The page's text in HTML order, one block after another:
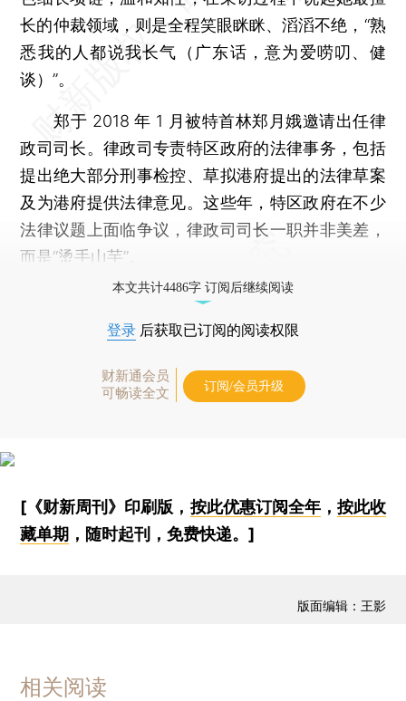
长的仲裁领域，则是全程笑眼眯眯、滔滔不绝，“熟
悉我的人都说我长气（广东话，意为爱唠叨、健
谈）”。
郑于 2018 年 1 月被特首林郑月娥邀请出任律
政司司长。律政司专责特区政府的法律事务，包括
提出绝大部分刑事检控、草拟港府提出的法律草案
及为港府提供法律意见。这些年，特区政府在不少
法律议题上面临争议，律政司司长一职并非美差，
而是“烫手山芋”。
本文共计4486字 订阅后继续阅读
登录 后获取已订阅的阅读权限
财新通会员
可畅读全文
订阅/会员升级
[《财新周刊》印刷版， 按此优惠订阅全年， 按此收
藏单期 ，随时起刊，免费快递。]
版面编辑：王影
相关阅读